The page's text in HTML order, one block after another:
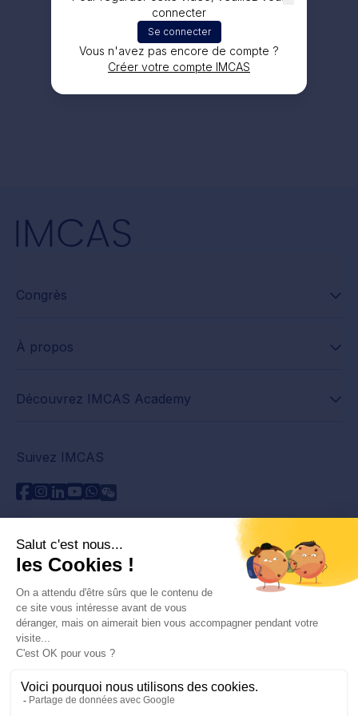
connecter
Se connecter
Vous n'avez pas encore de compte ?
Créer votre compte IMCAS
Congrès
À propos
Découvrez IMCAS Academy
Suivez IMCAS
Besoin d'aide ?
Contactez-nous
Lire les FAQs
Politique de confidentialité